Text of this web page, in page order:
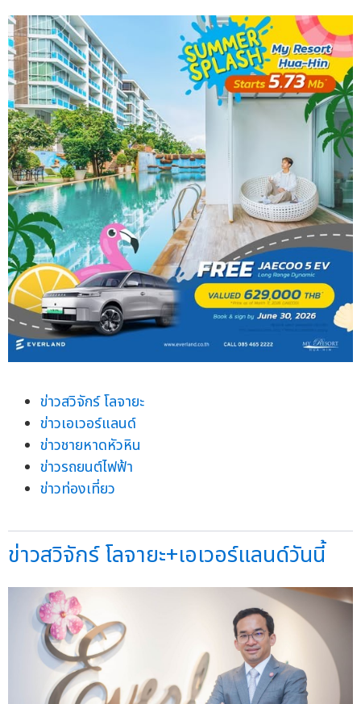
ข่าวสวิจักร์ โลจายะ
ข่าวเอเวอร์แลนด์
ข่าวชายหาดหัวหิน
ข่าวรถยนต์ไฟฟ้า
ข่าวท่องเที่ยว
ข่าวสวิจักร์ โลจายะ+เอเวอร์แลนด์วันนี้